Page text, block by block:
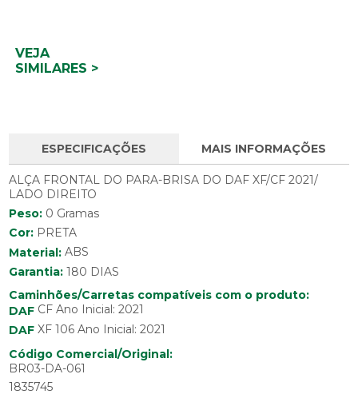
VEJA
SIMILARES >
ESPECIFICAÇÕES MAIS INFORMAÇÕES
ALÇA FRONTAL DO PARA-BRISA DO DAF XF/CF 2021/
LADO DIREITO
Peso: 0 Gramas
Cor: PRETA
Material: ABS
Garantia: 180 DIAS
Caminhões/Carretas compatíveis com o produto:
DAF CF Ano Inicial: 2021
DAF XF 106 Ano Inicial: 2021
Código Comercial/Original:
BR03-DA-061
1835745